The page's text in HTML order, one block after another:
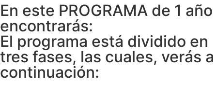
En este PROGRAMA de 1 año
encontrarás:
El programa está dividido en
tres fases, las cuales, verás a
continuación: